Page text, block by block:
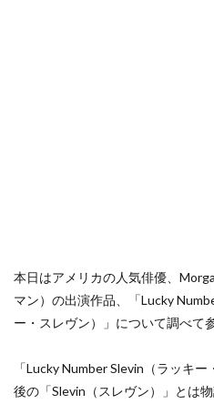
本日はアメリカの人気俳優、
マン）の出演作品、「Lucky
ー・スレヴン）」について調べて
「Lucky Number Slevin（ラッキ
後の「Slevin（スレヴン）」とは